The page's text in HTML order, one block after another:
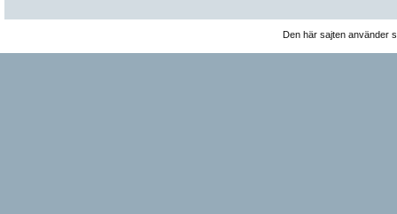
Den här sajten använder